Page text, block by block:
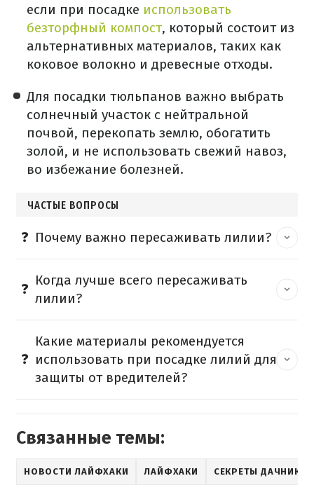
если при посадке использовать
безторфный компост, который состоит из
альтернативных материалов, таких как
коковое волокно и древесные отходы.
Для посадки тюльпанов важно выбрать
солнечный участок с нейтральной
почвой, перекопать землю, обогатить
золой, и не использовать свежий навоз,
во избежание болезней.
ЧАСТЫЕ ВОПРОСЫ
Почему важно пересаживать лилии?
Когда лучше всего пересаживать
лилии?
Какие материалы рекомендуется
использовать при посадке лилий для
защиты от вредителей?
Связанные темы:
НОВОСТИ ЛАЙФХАКИ ЛАЙФХАКИ СЕКРЕТЫ ДАЧНИКА